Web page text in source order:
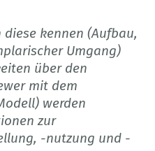
kennen (Aufbau,
Umgang)
über den
mit dem
werden
zur
-nutzung und -